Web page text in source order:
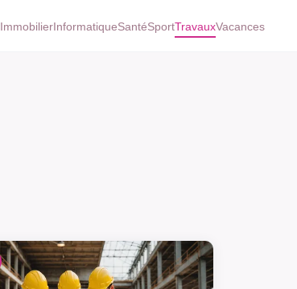
ImmobilierInformatiqueSantéSportTravauxVacances